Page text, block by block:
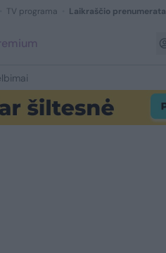
TV programa Laikraščio prenumerata